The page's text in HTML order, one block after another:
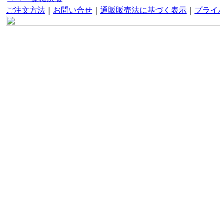
ご注文方法
お問い合せ 通販販売法に基づく表示 プライ